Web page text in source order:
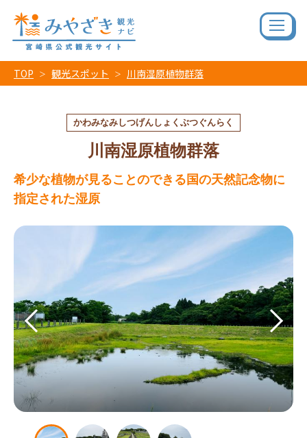
TOP 観光スポット 川南湿原植物群落
かわみなみしつげんしょくぶつぐんらく
川南湿原植物群落
希少な植物が見ることのできる国の天然記念物に
指定された湿原